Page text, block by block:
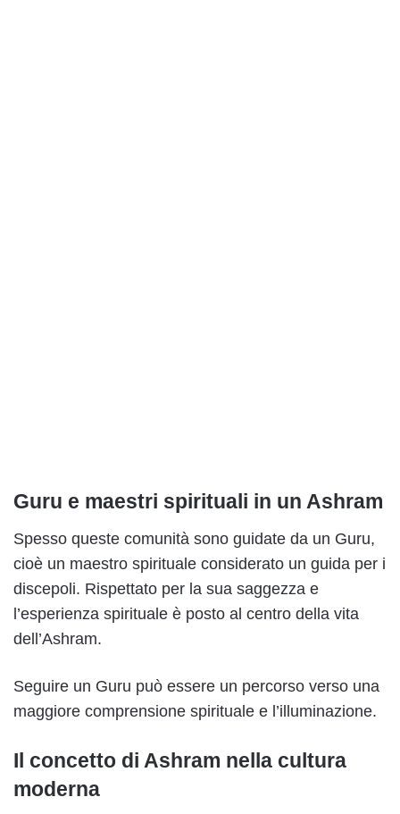
Guru e maestri spirituali in un Ashram
Spesso queste comunità sono guidate da un Guru,
cioè un maestro spirituale considerato un guida per i
discepoli. Rispettato per la sua saggezza e
l’esperienza spirituale è posto al centro della vita
dell’Ashram.
Seguire un Guru può essere un percorso verso una
maggiore comprensione spirituale e l’illuminazione.
Il concetto di Ashram nella cultura
moderna